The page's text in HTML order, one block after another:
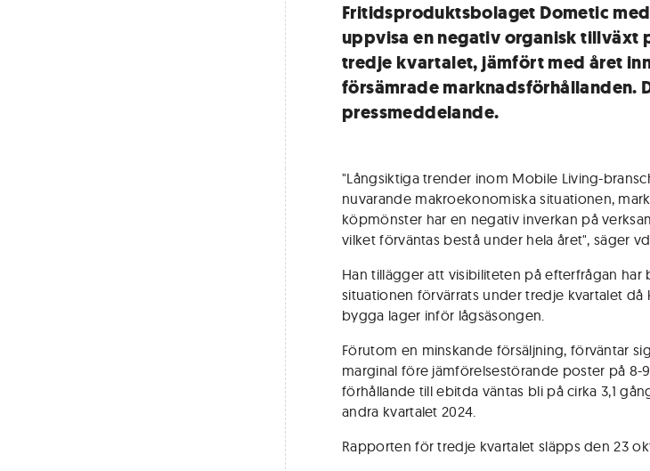
Fritidsproduktsbolaget Dometic
uppvisa en negativ organisk tillväxt
tredje kvartalet, jämfört med året
försämrade marknadsförhållanden.
pressmeddelande.
"Långsiktiga trender inom Mobile Living-
nuvarande makroekonomiska situationen,
köpmönster har en negativ inverkan på
vilket förväntas bestå under hela året", säger
Han tillägger att visibiliteten på efterfrågan
situationen förvärrats under tredje kvartalet
bygga lager inför lågsäsongen.
Förutom en minskande försäljning, förväntar
marginal före jämförelsestörande poster på
förhållande till ebitda väntas bli på cirka 3,1
andra kvartalet 2024.
Rapporten för tredje kvartalet släpps den 23